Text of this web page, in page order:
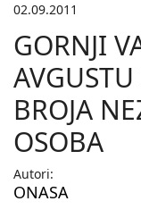
02.09.2011
GORNJI
BROJA
OSOBA
Autori:
ONASA